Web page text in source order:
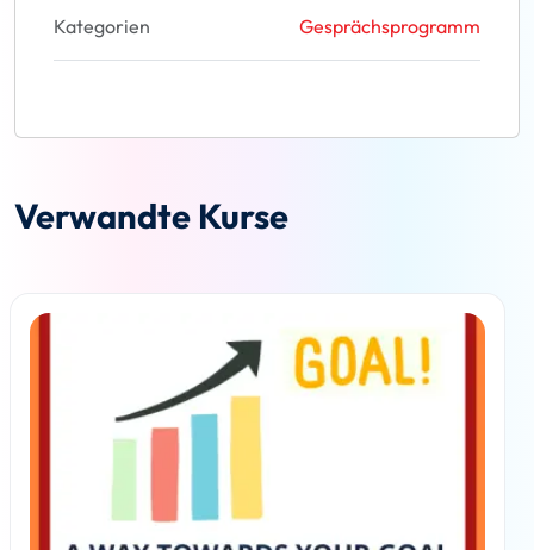
Kategorien Gesprächsprogramm
Verwandte Kurse